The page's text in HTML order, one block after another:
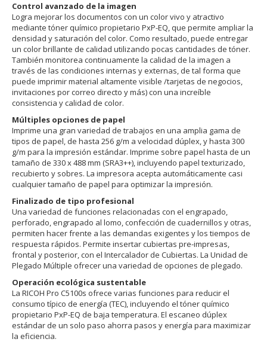
Control avanzado de la imagen
Logra mejorar los documentos con un color vivo y atractivo
mediante tóner químico propietario PxP-EQ, que permite ampliar la
densidad y saturación del color. Como resultado, puede entregar
un color brillante de calidad utilizando pocas cantidades de tóner.
También monitorea continuamente la calidad de la imagen a
través de las condiciones internas y externas, de tal forma que
puede imprimir material altamente visible /tarjetas de negocios,
invitaciones por correo directo y más) con una increíble
consistencia y calidad de color.
Múltiples opciones de papel
Imprime una gran variedad de trabajos en una amplia gama de
tipos de papel, de hasta 256 g/m a velocidad dúplex, y hasta 300
g/m para la impresión estándar. Imprime sobre papel hasta de un
tamaño de 330 x 488 mm (SRA3++), incluyendo papel texturizado,
recubierto y sobres. La impresora acepta automáticamente casi
cualquier tamaño de papel para optimizar la impresión.
Finalizado de tipo profesional
Una variedad de funciones relacionadas con el engrapado,
perforado, engrapado al lomo, confección de cuadernillos y otras,
permiten hacer frente a las demandas exigentes y los tiempos de
respuesta rápidos. Permite insertar cubiertas pre-impresas,
frontal y posterior, con el Intercalador de Cubiertas. La Unidad de
Plegado Múltiple ofrecer una variedad de opciones de plegado.
Operación ecológica sustentable
La RICOH Pro C5100s ofrece varias funciones para reducir el
consumo típico de energía (TEC), incluyendo el tóner químico
propietario PxP-EQ de baja temperatura. El escaneo dúplex
estándar de un solo paso ahorra pasos y energía para maximizar
la eficiencia.